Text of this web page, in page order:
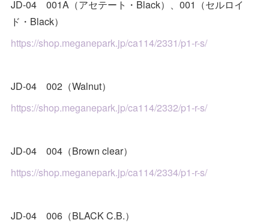
JD-04 001A（アセテート・Black）、001（セルロイ
ド・Black）
https://shop.meganepark.jp/ca114/2331/p1-r-s/
JD-04 002（Walnut）
https://shop.meganepark.jp/ca114/2332/p1-r-s/
JD-04 004（Brown clear）
https://shop.meganepark.jp/ca114/2334/p1-r-s/
JD-04 006（BLACK C.B.）